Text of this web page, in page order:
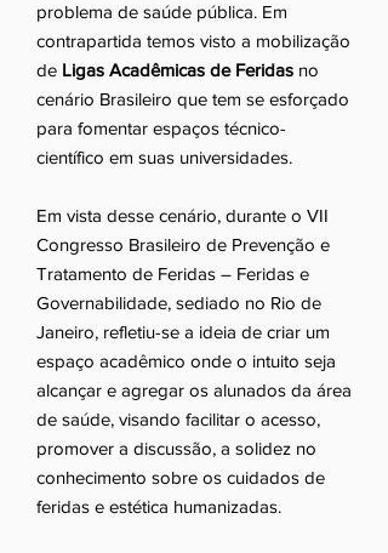
problema de saúde pública. Em
contrapartida temos visto a mobilização
de Ligas Acadêmicas de Feridas no
cenário Brasileiro que tem se esforçado
para fomentar espaços técnico-
científico em suas universidades.
Em vista desse cenário, durante o VII
Congresso Brasileiro de Prevenção e
Tratamento de Feridas – Feridas e
Governabilidade, sediado no Rio de
Janeiro, refletiu-se a ideia de criar um
espaço acadêmico onde o intuito seja
alcançar e agregar os alunados da área
de saúde, visando facilitar o acesso,
promover a discussão, a solidez no
conhecimento sobre os cuidados de
feridas e estética humanizadas.